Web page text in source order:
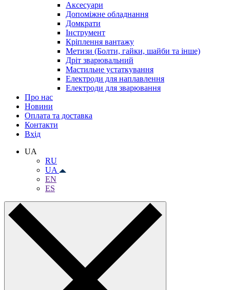
Аксесуари
Допоміжне обладнання
Домкрати
Інструмент
Кріплення вантажу
Метизи (Болти, гайки, шайби та інше)
Дріт зварювальний
Мастильне устаткування
Електроди для наплавлення
Електроди для зварювання
Про нас
Новини
Оплата та доставка
Контакти
Вхiд
UA
RU
UA
EN
ES